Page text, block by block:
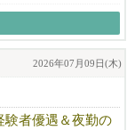
2026年07月09日(木)
験者優遇＆夜勤の